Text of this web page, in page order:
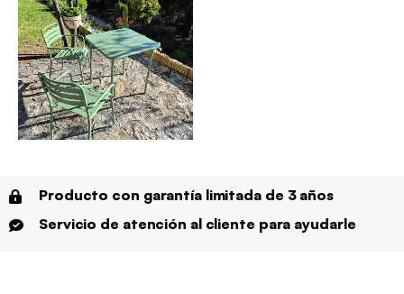
Producto con garantía limitada de 3 años
Servicio de atención al cliente para ayudarle